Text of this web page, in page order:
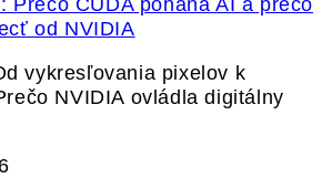
Prečo CUDA poháňa AI a prečo
od NVIDIA
vykresľovania pixelov k
NVIDIA ovládla digitálny